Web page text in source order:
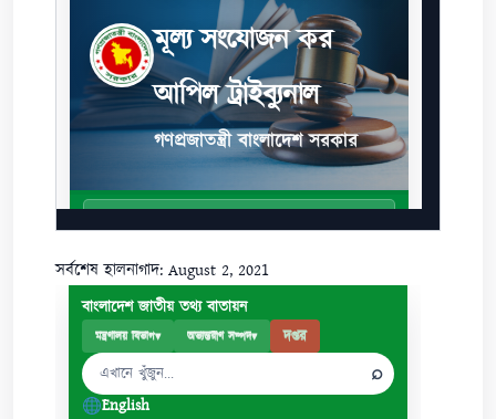
সর্বশেষ হালনাগাদ: August 2, 2021